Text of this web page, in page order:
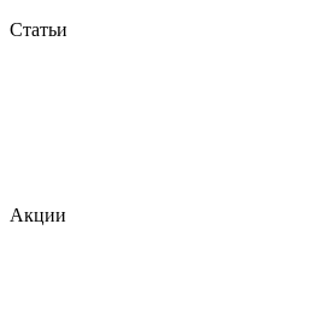
Статьи
Акции